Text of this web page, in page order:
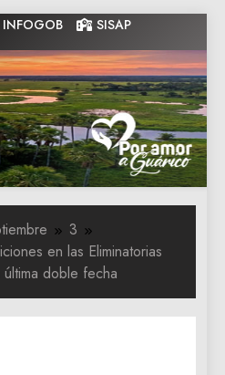
INFOGOB SISAP
Gobernacion
de Guarico
Gobernacion de Guarico
3
en las Eliminatorias
doble fecha